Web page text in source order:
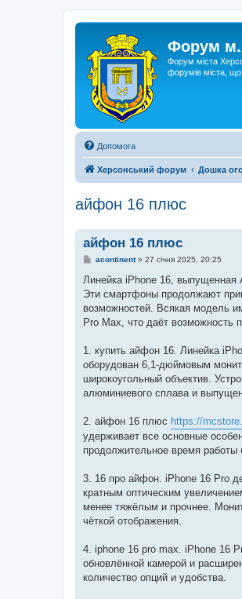
Форум
Форум міста
форумів міста,
Допомога
Херсонський форум Дошка
айфон 16 плюс
айфон 16 плюс
П
в
д
о
л
н
я
acontinent» 27 січня 2025, 20:25
Линейка iPhone 16, выпущенная
Эти смартфоны продолжают
возможностей. Всякая модель
Pro Max, что даёт
1. купить айфон 16. Линейка
оборудован 6,1-дюймовым
широкоугольный объектив.
алюминиевого сплава и
2. айфон 16 плюс https://
удерживает все основные
продолжительное время работы
3. 16 про айфон. iPhone 16 Pro
кратным оптическим
менее тяжёлым и прочнее.
чёткой отображения.
4. iphone 16 pro max. iPhone 16
обновлённой камерой и
количество опций и удобства.